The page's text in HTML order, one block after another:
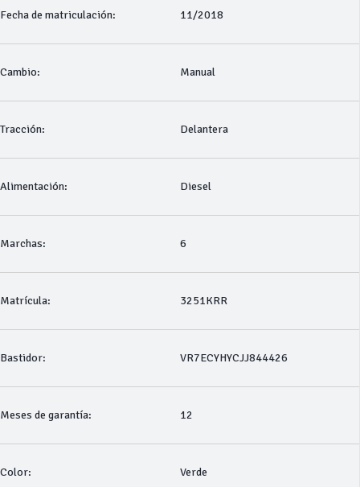
Fecha de matriculación: 11/2018
Cambio: Manual
Tracción: Delantera
Alimentación: Diesel
Marchas: 6
Matrícula: 3251KRR
Bastidor: VR7ECYHYCJJ844426
Meses de garantía: 12
Color: Verde